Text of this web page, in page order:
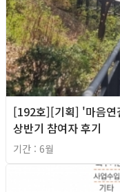
[192호][기획] '마음연
상반기 참여자 후기
기간 : 6월